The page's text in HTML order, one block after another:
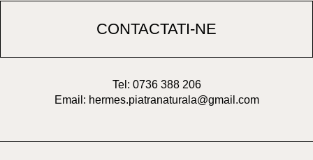
CONTACTATI-NE
Tel: 0736 388 206
Email: hermes.piatranaturala@gmail.com